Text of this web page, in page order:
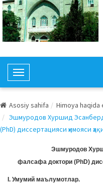
T
o
g
l
e
a
i
Asosiy sahifa
Himoya haqida
Эшмуродов Хуршид
(PhD) диссертацияси ҳимояси
Эшмуродов
фалсафа доктори (PhD)
I. Умумий маълумотлар.